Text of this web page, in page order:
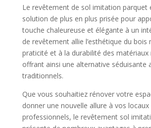
Le revêtement de sol imitation parquet
solution de plus en plus prisée pour
touche chaleureuse et élégante à un
de revêtement allie l’esthétique du bois
praticité et à la durabilité des matériaux
offrant ainsi une alternative séduisante
traditionnels.
Que vous souhaitiez rénover votre
donner une nouvelle allure à vos locaux
professionnels, le revêtement sol